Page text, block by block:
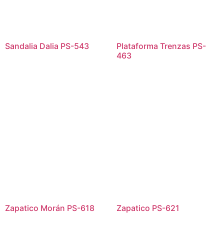
Sandalia Dalia PS-543
Plataforma Trenzas PS-
463
Zapatico Morán PS-618 Zapatico PS-621